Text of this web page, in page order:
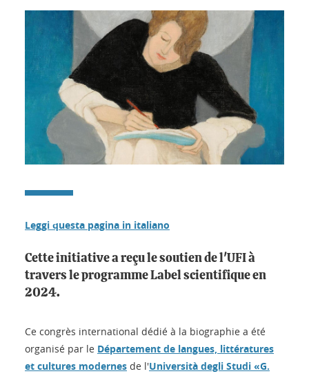
Leggi questa pagina in italiano
Cette initiative a reçu le soutien de l'UFI à
travers le programme Label scientifique en
2024.
Ce congrès international dédié à la biographie a été
organisé par le Département de langues, littératures
et cultures modernes de l'Università degli Studi «G.